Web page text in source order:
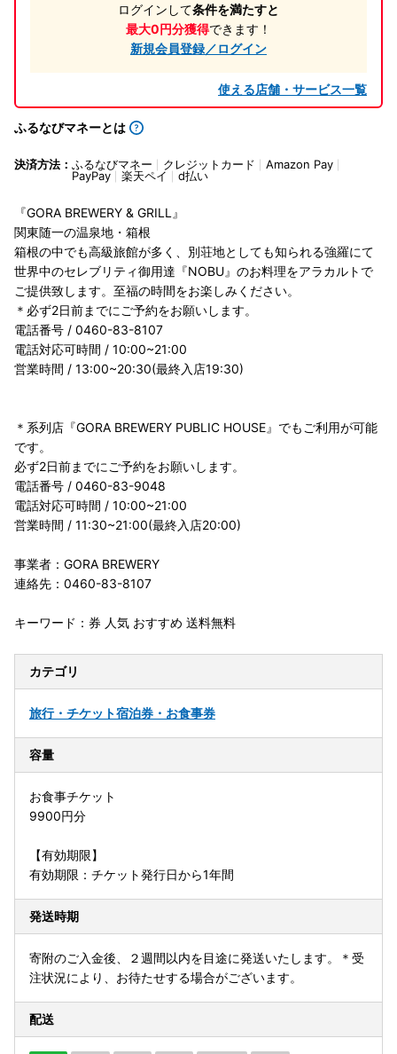
ログインして条件を満たすと
最大0円分獲得できます！
新規会員登録／ログイン
使える店舗・サービス一覧
ふるなびマネーとは
決済方法： ふるなびマネー クレジットカード
Amazon Pay
PayPay
楽天ペイ d払い
『GORA BREWERY & GRILL』
関東随一の温泉地・箱根
箱根の中でも高級旅館が多く、別荘地としても知られる強羅にて
世界中のセレブリティ御用達『NOBU』のお料理をアラカルトで
ご提供致します。至福の時間をお楽しみください。
＊必ず2日前までにご予約をお願いします。
電話番号 / 0460-83-8107
電話対応可時間 / 10:00~21:00
営業時間 / 13:00~20:30(最終入店19:30)
＊系列店『GORA BREWERY PUBLIC HOUSE』でもご利用が可能
です。
必ず2日前までにご予約をお願いします。
電話番号 / 0460-83-9048
電話対応可時間 / 10:00~21:00
営業時間 / 11:30~21:00(最終入店20:00)
事業者：GORA BREWERY
連絡先：0460-83-8107
キーワード：券 人気 おすすめ 送料無料
カテゴリ
旅行・チケット宿泊券・お食事券
容量
お食事チケット
9900円分
【有効期限】
有効期限：チケット発行日から1年間
発送時期
寄附のご入金後、２週間以内を目途に発送いたします。＊受
注状況により、お待たせする場合がございます。
配送